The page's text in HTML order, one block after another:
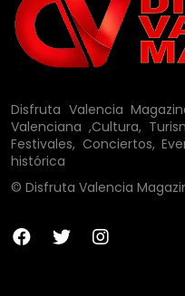
Disfruta Valencia
Valenciana ,Cultura,
Festivales, Conciertos,
histórica
© Disfruta Valencia